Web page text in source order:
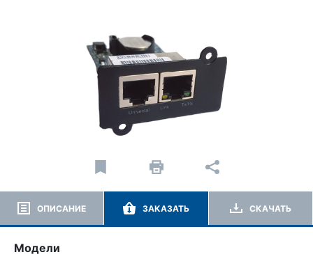
ОПИСАНИЕ ЗАКАЗАТЬ СКАЧАТЬ
Модели